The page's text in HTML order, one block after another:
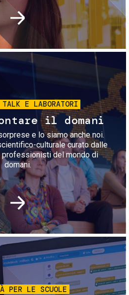
Immagine
TALK E LABORATORI
il domani
e lo siamo anche noi.
culturale curato dalle
del mondo di
domani.
Immagine
PER LE SCUOLE